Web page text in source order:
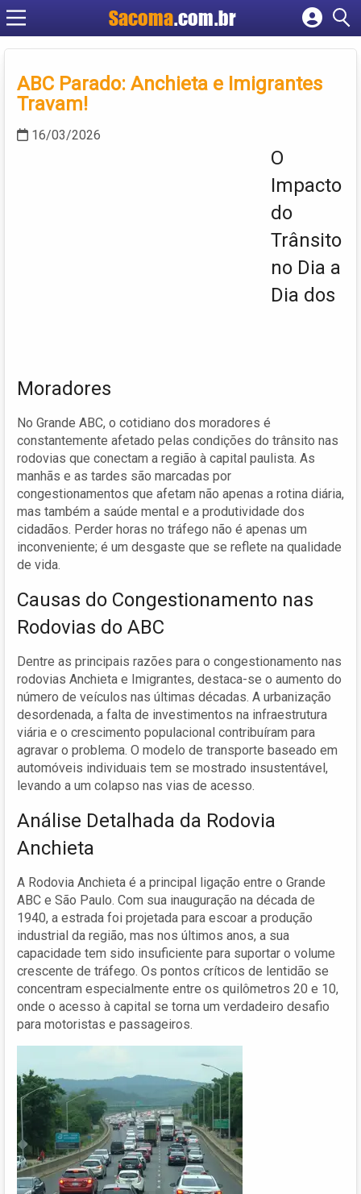
Sacoma.com.br
Cadastrar empresa
Criar conta
ABC Parado: Anchieta e Imigrantes
Travam!
16/03/2026
O
Impacto
do
Trânsito
no Dia a
Dia dos
Moradores
No Grande ABC, o cotidiano dos moradores é
constantemente afetado pelas condições do trânsito nas
rodovias que conectam a região à capital paulista. As
manhãs e as tardes são marcadas por
congestionamentos que afetam não apenas a rotina diária,
mas também a saúde mental e a produtividade dos
cidadãos. Perder horas no tráfego não é apenas um
inconveniente; é um desgaste que se reflete na qualidade
de vida.
Causas do Congestionamento nas
Rodovias do ABC
Dentre as principais razões para o congestionamento nas
rodovias Anchieta e Imigrantes, destaca-se o aumento do
número de veículos nas últimas décadas. A urbanização
desordenada, a falta de investimentos na infraestrutura
viária e o crescimento populacional contribuíram para
agravar o problema. O modelo de transporte baseado em
automóveis individuais tem se mostrado insustentável,
levando a um colapso nas vias de acesso.
Análise Detalhada da Rodovia
Anchieta
A Rodovia Anchieta é a principal ligação entre o Grande
ABC e São Paulo. Com sua inauguração na década de
1940, a estrada foi projetada para escoar a produção
industrial da região, mas nos últimos anos, a sua
capacidade tem sido insuficiente para suportar o volume
crescente de tráfego. Os pontos críticos de lentidão se
concentram especialmente entre os quilômetros 20 e 10,
onde o acesso à capital se torna um verdadeiro desafio
para motoristas e passageiros.